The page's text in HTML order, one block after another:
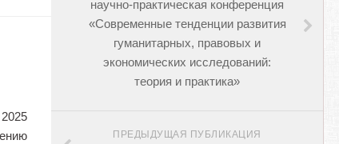
научно-практическая конференция
«Современные тенденции развития
гуманитарных, правовых и
экономических исследований:
теория и практика»
ПРЕДЫДУЩАЯ ПУБЛИКАЦИЯ